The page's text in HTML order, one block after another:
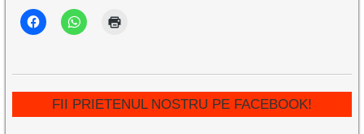
FII PRIETENUL NOSTRU PE FACEBOOK!